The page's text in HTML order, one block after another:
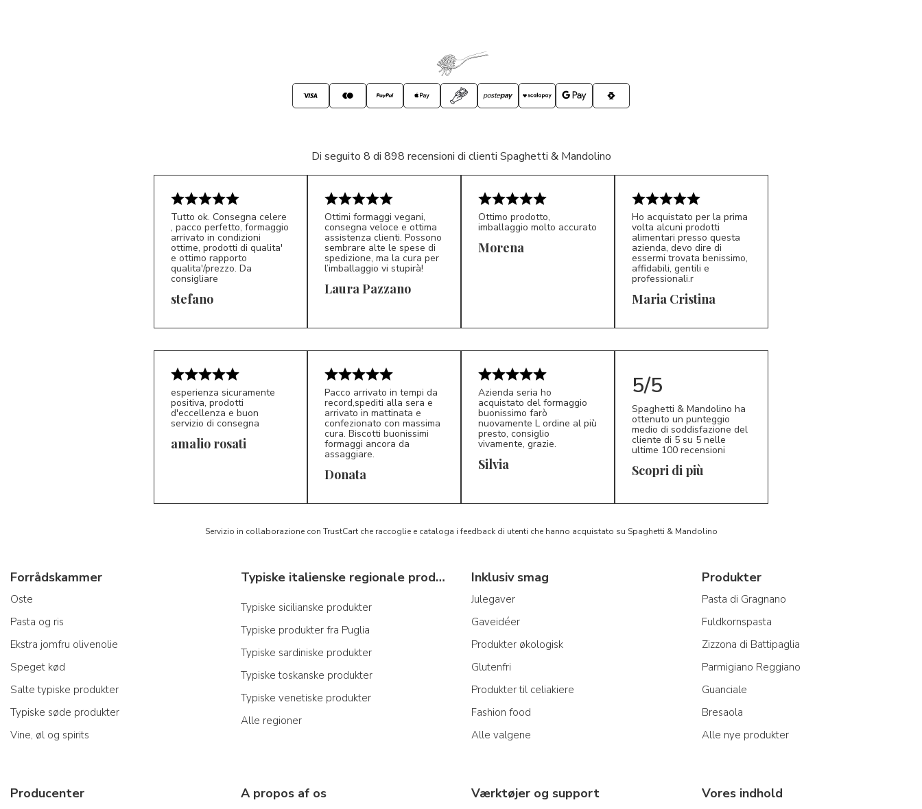
Di seguito 8 di 898 recensioni di clienti Spaghetti & Mandolino
S*
Tutto ok. Consegna celere
, pacco perfetto, formaggio
arrivato in condizioni
ottime, prodotti di qualita'
e ottimo rapporto
qualita'/prezzo. Da
consigliare
stefano LP 5/5
Ottimi formaggi vegani,
consegna veloce e ottima
assistenza clienti. Possono
sembrare alte le spese di
spedizione, ma la cura per
l’imballaggio vi stupirà!
Laura Pazzano
Ottimo prodotto,
imballaggio molto accurato
Morena
MC 5/5
Ho acquistato per la prima
volta alcuni prodotti
alimentari presso questa
azienda, devo dire di
essermi trovata benissimo,
affidabili, gentili e
professionali.r
Maria Cristina
esperienza sicuramente
positiva, prodotti
d'eccellenza e buon
servizio di consegna
amalio rosati
D*
Pacco arrivato in tempi da
record,spediti alla sera e
arrivato in mattinata e
confezionato con massima
cura. Biscotti buonissimi
formaggi ancora da
assaggiare.
Donata S*
Azienda seria ho
acquistato del formaggio
buonissimo farò
nuovamente L ordine al più
presto, consiglio
vivamente, grazie.
Silvia
5/5
Spaghetti & Mandolino ha
ottenuto un punteggio
medio di soddisfazione del
cliente di 5 su 5 nelle
ultime 100 recensioni
Scopri di più
Servizio in collaborazione con TrustCart che raccoglie e cataloga i feedback di utenti che hanno acquistato su Spaghetti & Mandolino
Forrådskammer
Oste
Pasta og ris
Ekstra jomfru olivenolie
Speget kød
Salte typiske produkter
Typiske søde produkter
Vine, øl og spirits
Typiske italienske regionale produkter
Typiske sicilianske produkter
Typiske produkter fra Puglia
Typiske sardiniske produkter
Typiske toskanske produkter
Typiske venetiske produkter
Alle regioner
Inklusiv smag
Julegaver
Gaveidéer
Produkter økologisk
Glutenfri
Produkter til celiakiere
Fashion food
Alle valgene
Produkter
Pasta di Gragnano
Fuldkornspasta
Zizzona di Battipaglia
Parmigiano Reggiano
Guanciale
Bresaola
Alle nye produkter
Producenter A propos af os Værktøjer og support Vores indhold